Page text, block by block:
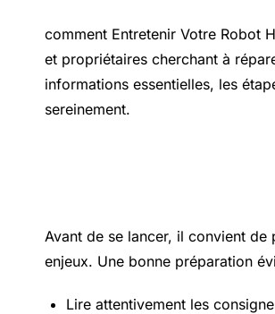
comment Entretenir Votre Robot
et propriétaires cherchant à
informations essentielles, les
sereinement.
Avant de se lancer, il convient
enjeux. Une bonne préparation
Lire attentivement les